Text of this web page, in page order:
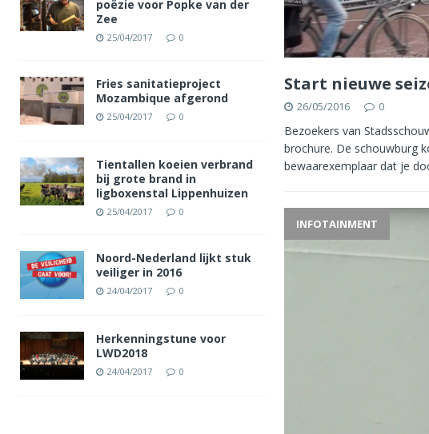
Start nieuwe
26/05/2016 0
Bezoekers van
brochure. De schouwburg
bewaarexemplaar dat je
INFOTAINMENT
poëzie voor Popke van der
Zee
25/04/2017 0
Fries sanitatieproject
Mozambique afgerond
25/04/2017 0
Tientallen koeien verbrand
bij grote brand in
ligboxenstal Lippenhuizen
25/04/2017 0
Noord-Nederland lijkt stuk
veiliger in 2016
24/04/2017 0
Herkenningstune voor
LWD2018
24/04/2017 0